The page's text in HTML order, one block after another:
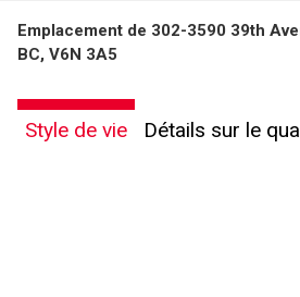
Emplacement de 302-3590 39th
BC, V6N 3A5
Style de vie Détails sur le